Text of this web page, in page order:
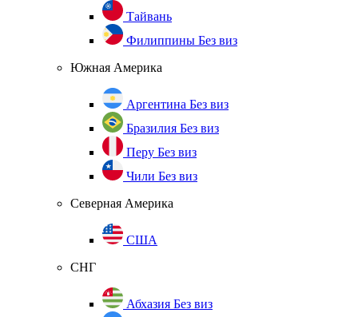
Тайвань
Филиппины Без виз
Южная Америка
Аргентина Без виз
Бразилия Без виз
Перу Без виз
Чили Без виз
Северная Америка
США
СНГ
Абхазия Без виз